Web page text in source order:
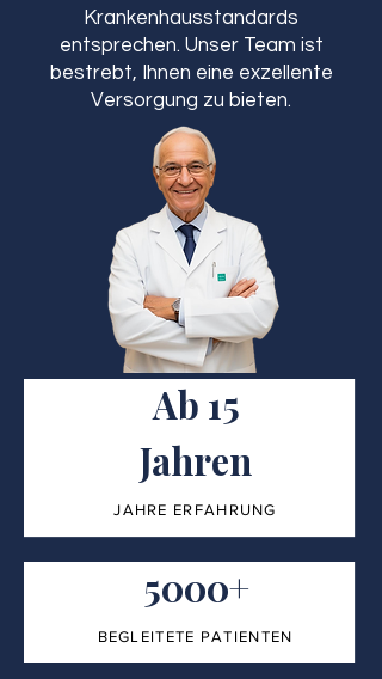
Krankenhausstandards
entsprechen. Unser Team ist
bestrebt, Ihnen eine exzellente
Versorgung zu bieten.
Ab 15
Jahren
JAHRE ERFAHRUNG
5000+
BEGLEITETE PATIENTEN